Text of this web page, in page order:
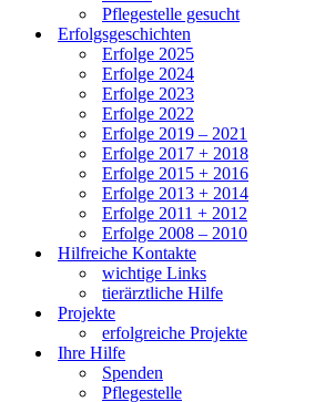
Pflegestelle gesucht
Erfolgsgeschichten
Erfolge 2025
Erfolge 2024
Erfolge 2023
Erfolge 2022
Erfolge 2019 – 2021
Erfolge 2017 + 2018
Erfolge 2015 + 2016
Erfolge 2013 + 2014
Erfolge 2011 + 2012
Erfolge 2008 – 2010
Hilfreiche Kontakte
wichtige Links
tierärztliche Hilfe
Projekte
erfolgreiche Projekte
Ihre Hilfe
Spenden
Pflegestelle